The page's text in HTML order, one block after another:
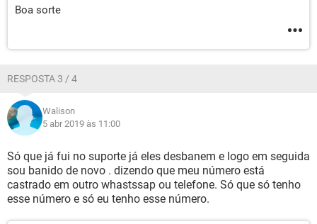
Boa sorte
RESPOSTA 3 / 4
Walison
5 abr 2019 às 11:00
Só que já fui no suporte já eles desbanem e logo em seguida
sou banido de novo . dizendo que meu número está
castrado em outro whastssap ou telefone. Só que só tenho
esse número e só eu tenho esse número.